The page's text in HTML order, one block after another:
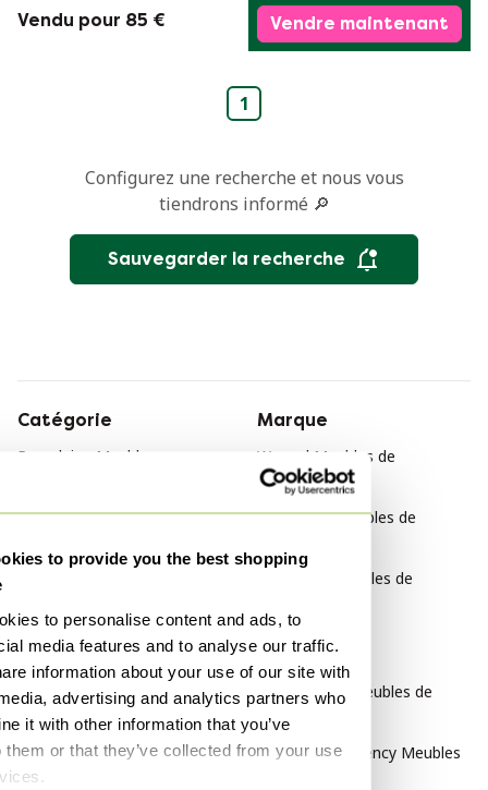
to provide you the best shopping
to personalise content and ads, to
media features and to analyse our traffic.
information about your use of our site with
advertising and analytics partners who
it with other information that you’ve
them or that they’ve collected from your use
Française Antique
Restyle
Vendu pour 85 € Vendre maintenant
1
Configurez une recherche et nous vous
tiendrons informé 🔎
Sauvegarder la recherche
Catégorie
Porcelaine Meubles
Porcelaine Mobilier de
Porcelaine Chaises &
fauteuils
Marque
Woood Meubles de
rangement
Metaform Meubles de
interlübke Meubles de
Style
Minimalisme Meubles de
rangement
Hollywood Regency Meubles